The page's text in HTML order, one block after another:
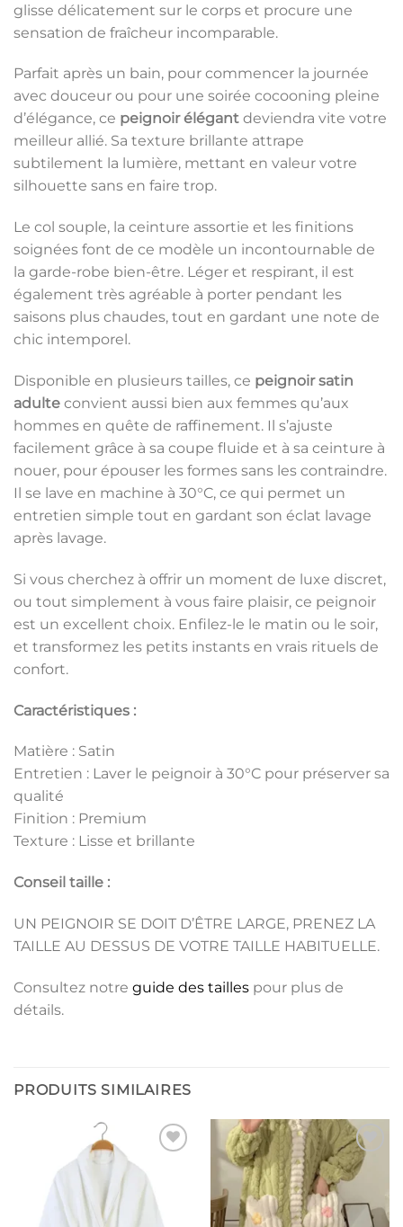
glisse délicatement sur le corps et procure une
sensation de fraîcheur incomparable.
Parfait après un bain, pour commencer la journée
avec douceur ou pour une soirée cocooning pleine
d’élégance, ce peignoir élégant deviendra vite votre
meilleur allié. Sa texture brillante attrape
subtilement la lumière, mettant en valeur votre
silhouette sans en faire trop.
Le col souple, la ceinture assortie et les finitions
soignées font de ce modèle un incontournable de
la garde-robe bien-être. Léger et respirant, il est
également très agréable à porter pendant les
saisons plus chaudes, tout en gardant une note de
chic intemporel.
Disponible en plusieurs tailles, ce peignoir satin
adulte convient aussi bien aux femmes qu’aux
hommes en quête de raffinement. Il s’ajuste
facilement grâce à sa coupe fluide et à sa ceinture à
nouer, pour épouser les formes sans les contraindre.
Il se lave en machine à 30°C, ce qui permet un
entretien simple tout en gardant son éclat lavage
après lavage.
Si vous cherchez à offrir un moment de luxe discret,
ou tout simplement à vous faire plaisir, ce peignoir
est un excellent choix. Enfilez-le le matin ou le soir,
et transformez les petits instants en vrais rituels de
confort.
Caractéristiques :
Matière : Satin
Entretien : Laver le peignoir à 30°C pour préserver sa
qualité
Finition : Premium
Texture : Lisse et brillante
Conseil taille :
UN PEIGNOIR SE DOIT D’ÊTRE LARGE, PRENEZ LA
TAILLE AU DESSUS DE VOTRE TAILLE HABITUELLE.
Consultez notre guide des tailles pour plus de
détails.
PRODUITS SIMILAIRES
à la liste
souhaits
Ajouter
à la liste
souhaits